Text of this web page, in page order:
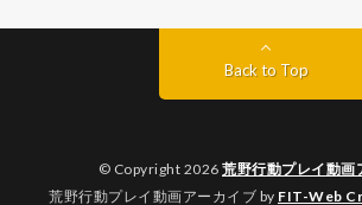
Back to Top
© Copyright 2026 荒野行動プレイ動画
荒野行動プレイ動画アーカイブ by FIT-Web